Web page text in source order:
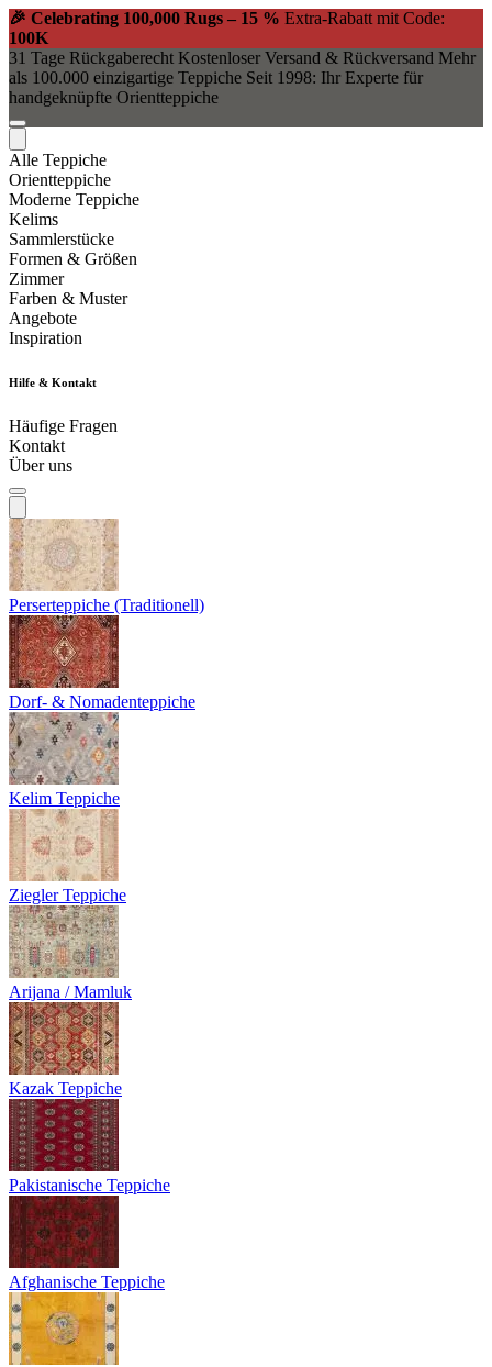
🎉 Celebrating 100,000 Rugs – 15 % Extra-Rabatt mit Code:
100K
31 Tage Rückgaberecht Kostenloser Versand & Rückversand Mehr
als 100.000 einzigartige Teppiche Seit 1998: Ihr Experte für
handgeknüpfte Orientteppiche
Alle Teppiche
Orientteppiche
Moderne Teppiche
Kelims
Sammlerstücke
Formen & Größen
Zimmer
Farben & Muster
Angebote
Inspiration
Hilfe & Kontakt
Häufige Fragen
Kontakt
Über uns
Perserteppiche (Traditionell)
Dorf- & Nomadenteppiche
Kelim Teppiche
Ziegler Teppiche
Arijana / Mamluk
Kazak Teppiche
Pakistanische Teppiche
Afghanische Teppiche